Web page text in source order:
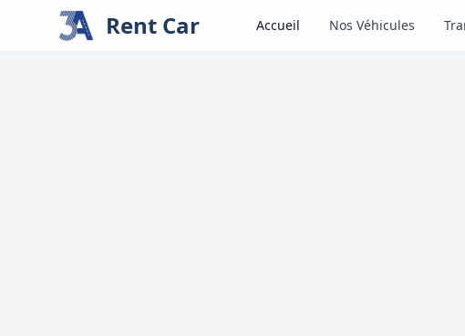
Rent Car Accueil Nos Véhicules